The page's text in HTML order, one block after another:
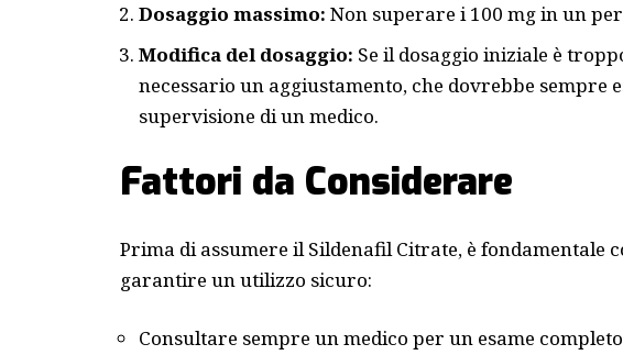
Dosaggio massimo: Non superare i 100 mg in un
Modifica del dosaggio: Se il dosaggio iniziale è
necessario un aggiustamento, che dovrebbe sempre
supervisione di un medico.
Fattori da Considerare
Prima di assumere il Sildenafil Citrate, è fondamentale
garantire un utilizzo sicuro:
Consultare sempre un medico per un esame